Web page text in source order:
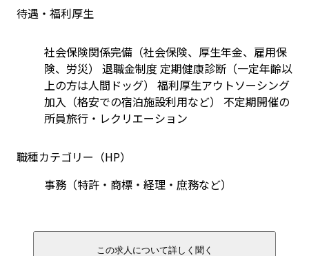
待遇・福利厚生
社会保険関係完備（社会保険、厚生年金、雇用保
険、労災） 退職金制度 定期健康診断（一定年齢以
上の方は人間ドッグ） 福利厚生アウトソーシング
加入（格安での宿泊施設利用など） 不定期開催の
所員旅行・レクリエーション
職種カテゴリー（HP）
事務（特許・商標・経理・庶務など）
この求人について詳しく聞く